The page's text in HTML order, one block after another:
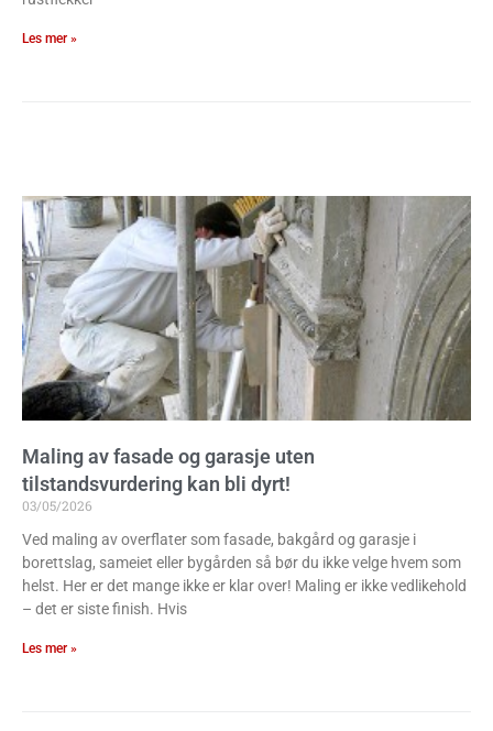
Les mer »
Maling av fasade og garasje uten
tilstandsvurdering kan bli dyrt!
03/05/2026
Ved maling av overflater som fasade, bakgård og garasje i
borettslag, sameiet eller bygården så bør du ikke velge hvem som
helst. Her er det mange ikke er klar over! Maling er ikke vedlikehold
– det er siste finish. Hvis
Les mer »